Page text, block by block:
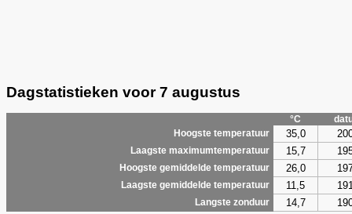
Dagstatistieken voor 7 augustus
°C
Hoogste temperatuur
35,0
Laagste maximumtemperatuur 15,7
Hoogste gemiddelde temperatuur 26,0
Laagste gemiddelde temperatuur 11,5
Langste zonduur 14,7